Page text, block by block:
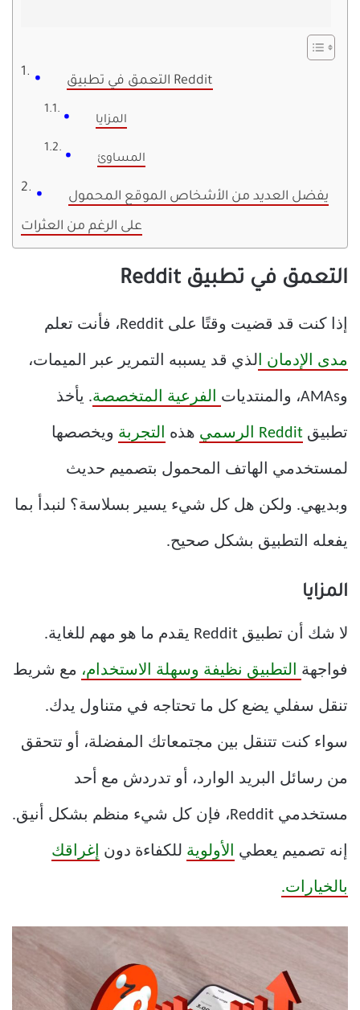
التعمق في تطبيق Reddit
المزايا
المساوئ
يفضل العديد من الأشخاص الموقع المحمول
على الرغم من العثرات
التعمق في تطبيق Reddit
إذا كنت قد قضيت وقتًا على Reddit، فأنت تعلم
مدى الإدمان ا لذي قد يسببه التمرير عبر الميمات،
وAMAs، والمنتديات الفرعية المتخصصة. يأخذ
تطبيق Reddit الرسمي هذه التجربة ويخصصها
لمستخدمي الهاتف المحمول بتصميم حديث
وبديهي. ولكن هل كل شيء يسير بسلاسة؟ لنبدأ بما
يفعله التطبيق بشكل صحيح.
المزايا
لا شك أن تطبيق Reddit يقدم ما هو مهم للغاية.
فواجهة التطبيق نظيفة وسهلة الاستخدام، مع شريط
تنقل سفلي يضع كل ما تحتاجه في متناول يدك.
سواء كنت تتنقل بين مجتمعاتك المفضلة، أو تتحقق
من رسائل البريد الوارد، أو تدردش مع أحد
مستخدمي Reddit، فإن كل شيء منظم بشكل أنيق.
إنه تصميم يعطي الأولوية للكفاءة دون إغراقك
بالخيارات.